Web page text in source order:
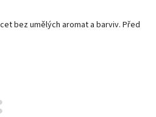
bez umělých aromat a barviv. Před